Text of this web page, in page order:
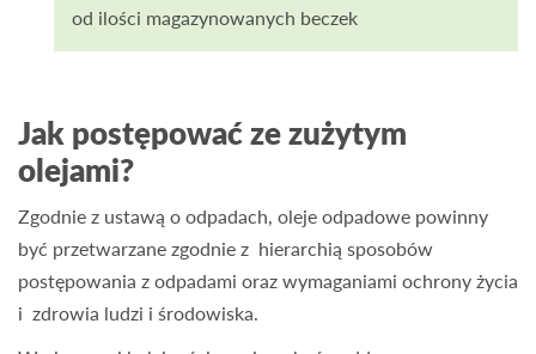
od ilości magazynowanych beczek
Jak postępować ze zużytym
olejami?
Zgodnie z ustawą o odpadach, oleje odpadowe powinny
być przetwarzane zgodnie z hierarchią sposobów
postępowania z odpadami oraz wymaganiami ochrony życia
i zdrowia ludzi i środowiska.